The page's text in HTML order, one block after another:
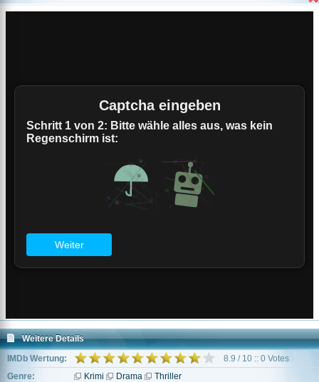
Weitere Details
IMDb Wertung:
8.9 / 10 :: 0 Votes
Genre:
Krimi Drama
Thriller